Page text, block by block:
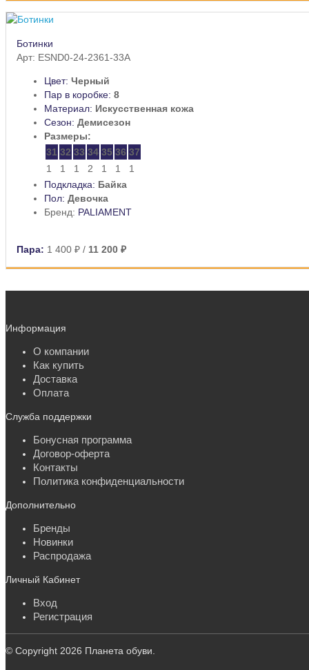
Ботинки
Арт: ESND0-24-2361-33A
Цвет: Черный
Пар в коробке: 8
Материал: Искусственная кожа
Сезон: Демисезон
Размеры:
31 32 33 34 35 36 37
1
1 1 2 1 1
1
Подкладка: Байка
Пол: Девочка
Бренд: PALIAMENT
Пара: 1 400 ₽ / 11 200 ₽
Информация
О компании
Как купить
Доставка
Оплата
Служба поддержки
Бонусная программа
Договор-оферта
Контакты
Политика конфиденциальности
Дополнительно
Бренды
Новинки
Распродажа
Личный Кабинет
Вход
Регистрация
© Copyright 2026 Планета обуви.